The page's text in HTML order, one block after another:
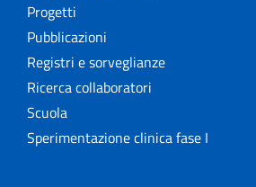
Progetti
Pubblicazioni
Registri e sorveglianze
Ricerca collaboratori
Scuola
Sperimentazione clinica fase I